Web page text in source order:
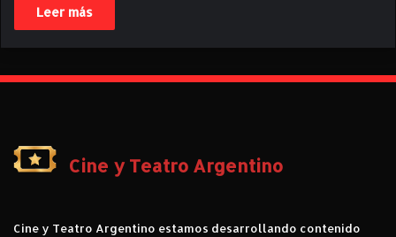
Leer más
Cine y Teatro Argentino
Cine y Teatro Argentino estamos desarrollando contenido